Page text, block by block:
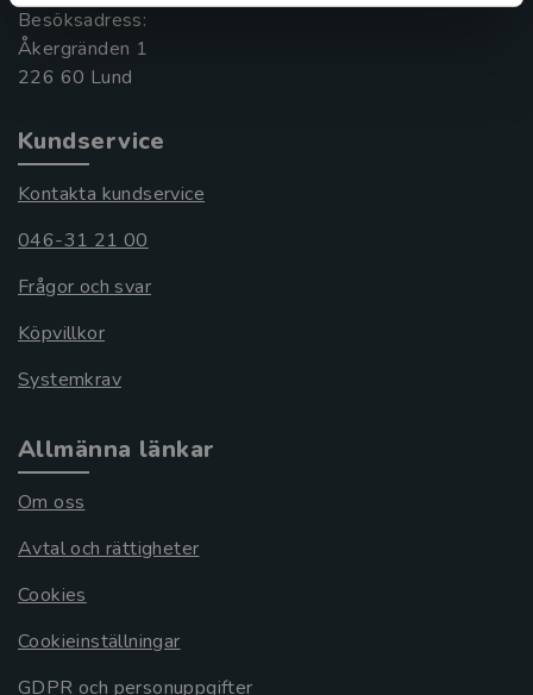
Besöksadress:
Åkergränden 1
Kundservice
Kontakta kundservice
046-31 21 00
Frågor och svar
Köpvillkor
Systemkrav
Allmänna länkar
Om oss
Avtal och rättigheter
Cookies
Cookieinställningar
GDPR och personuppgifter